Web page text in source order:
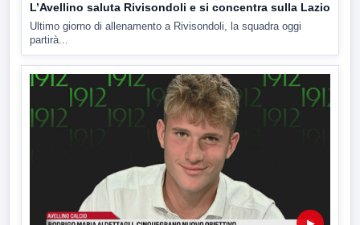
L’Avellino saluta Rivisondoli e si concentra sulla Lazio
Ultimo giorno di allenamento a Rivisondoli, la squadra oggi
partirà...